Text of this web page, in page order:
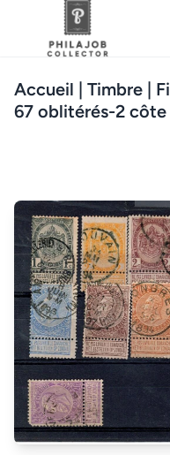
Accueil | Timbre |
67 oblitérés-2